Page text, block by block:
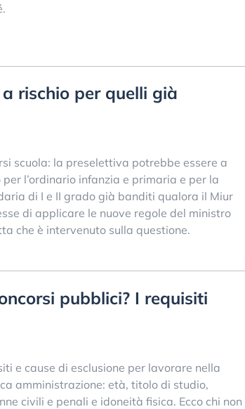
rischio per quelli già
scuola: la preselettiva potrebbe essere a
per l’ordinario infanzia e primaria e per la
di I e II grado già banditi qualora il Miur
di applicare le nuove regole del ministro
che è intervenuto sulla questione.
pubblici? I requisiti
e cause di esclusione per lavorare nella
amministrazione: età, titolo di studio,
civili e penali e idoneità fisica. Ecco chi non